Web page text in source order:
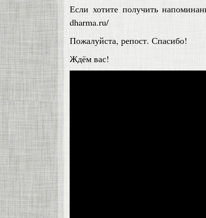
Если хотите получить
dharma.ru/
Пожалуйста, репост. Спасибо!
Ждём вас!